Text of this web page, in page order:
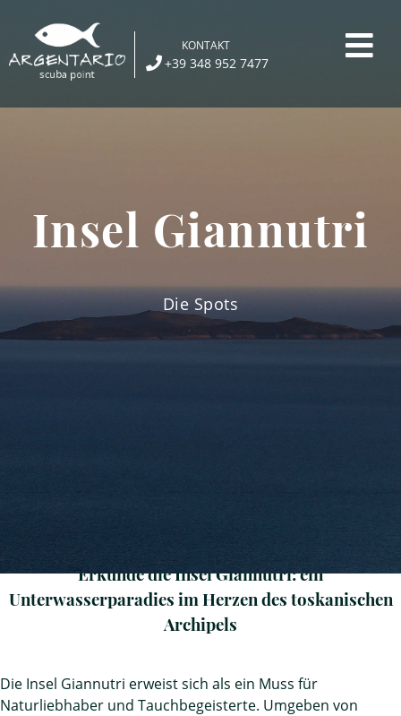
content
KONTAKT
+39 348 952 7477
Insel Giannutri
Die Spots
Erkunde die Insel Giannutri: ein
Unterwasserparadies im Herzen des toskanischen
Archipels
Die Insel Giannutri erweist sich als ein Muss für
Naturliebhaber und Tauchbegeisterte. Umgeben von